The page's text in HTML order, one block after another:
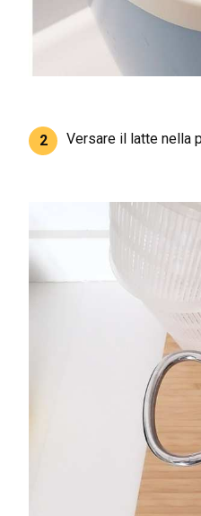
2 Versare il latte nella